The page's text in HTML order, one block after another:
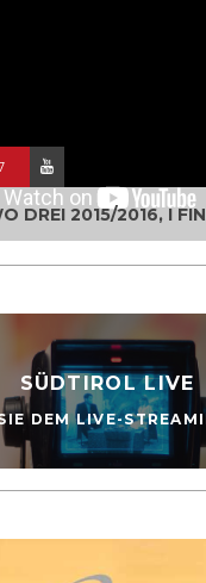
SÜDTIROL LIVE
DEM LIVE-